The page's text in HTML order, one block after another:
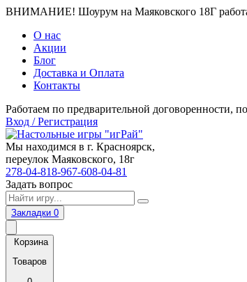
ВНИМАНИЕ! Шоурум на Маяковского 18Г
О нас
Акции
Блог
Доставка и Оплата
Контакты
Работаем по предварительной договоренности,
Вход / Регистрация
Мы находимся в г. Красноярск,
переулок Маяковского, 18г
278-04-818-967-608-04-81
Задать вопрос
Закладки 0
Корзина
Товаров